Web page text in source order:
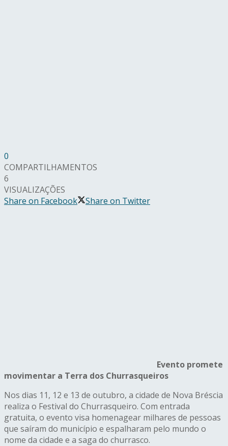
0
COMPARTILHAMENTOS
6
VISUALIZAÇÕES
Share on Facebook
Share on Twitter
Evento promete
movimentar a Terra dos Churrasqueiros
Nos dias 11, 12 e 13 de outubro, a cidade de Nova Bréscia
realiza o Festival do Churrasqueiro. Com entrada
gratuita, o evento visa homenagear milhares de pessoas
que saíram do município e espalharam pelo mundo o
nome da cidade e a saga do churrasco.